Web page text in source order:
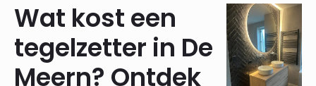
Wat kost een
tegelzetter in De
Meern? Ontdek